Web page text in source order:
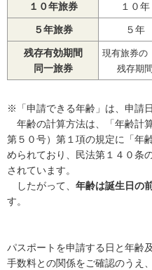
１０年旅券 １０年
５年旅券 ５年
残存有効期間
同一旅券
現有旅券の
残存期間
※「申請できる年齢」は、申請
年齢の計算方法は、「年齢計
第５０号）第１項の規定に「年
められており、民法第１４０条
されています。
したがって、 年齢は誕生日の
す。
パスポートを申請する日と年齢
手数料との関係をご確認のうえ、